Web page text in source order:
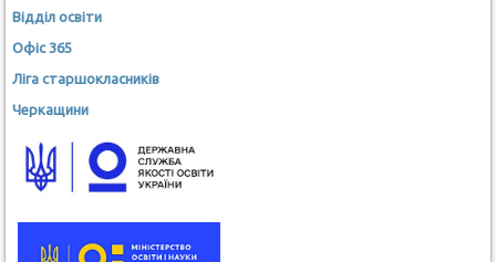
Відділ освіти
Офіс 365
Ліга старшокласників
Черкащини